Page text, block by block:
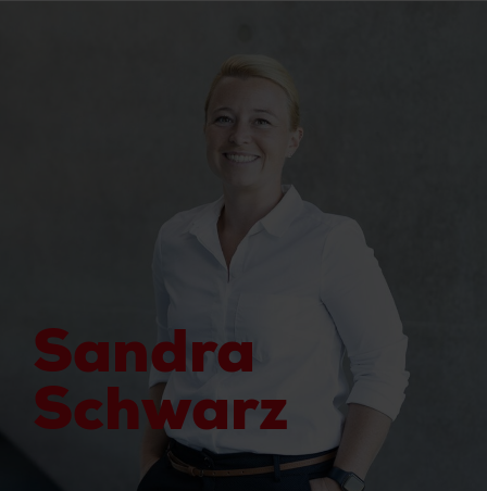
Sandra
Schwarz